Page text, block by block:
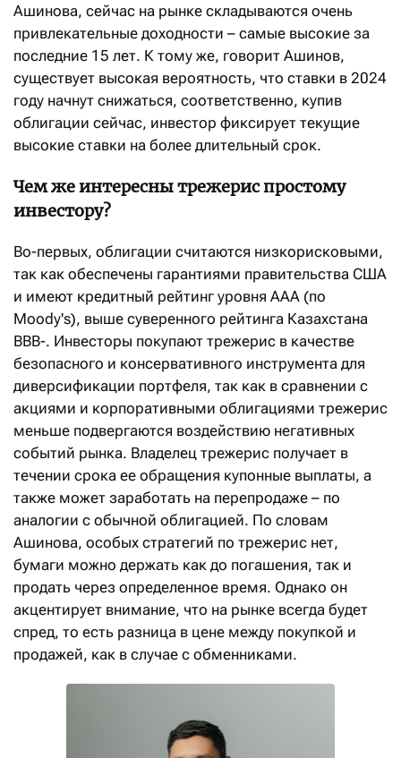
Ашинова, сейчас на рынке складываются очень
привлекательные доходности – самые высокие за
последние 15 лет. К тому же, говорит Ашинов,
существует высокая вероятность, что ставки в 2024
году начнут снижаться, соответственно, купив
облигации сейчас, инвестор фиксирует текущие
высокие ставки на более длительный срок.
Чем же интересны трежерис простому
инвестору?
Во-первых, облигации считаются низкорисковыми,
так как обеспечены гарантиями правительства США
и имеют кредитный рейтинг уровня ААА (по
Moody's), выше суверенного рейтинга Казахстана
ВВВ-. Инвесторы покупают трежерис в качестве
безопасного и консервативного инструмента для
диверсификации портфеля, так как в сравнении с
акциями и корпоративными облигациями трежерис
меньше подвергаются воздействию негативных
событий рынка. Владелец трежерис получает в
течении срока ее обращения купонные выплаты, а
также может заработать на перепродаже – по
аналогии с обычной облигацией. По словам
Ашинова, особых стратегий по трежерис нет,
бумаги можно держать как до погашения, так и
продать через определенное время. Однако он
акцентирует внимание, что на рынке всегда будет
спред, то есть разница в цене между покупкой и
продажей, как в случае с обменниками.